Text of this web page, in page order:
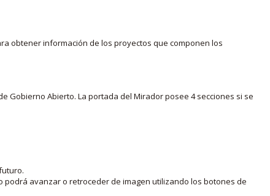
obtener información de los proyectos que componen los
Gobierno Abierto. La portada del Mirador posee 4 secciones si se
avanzar o retroceder de imagen utilizando los botones de